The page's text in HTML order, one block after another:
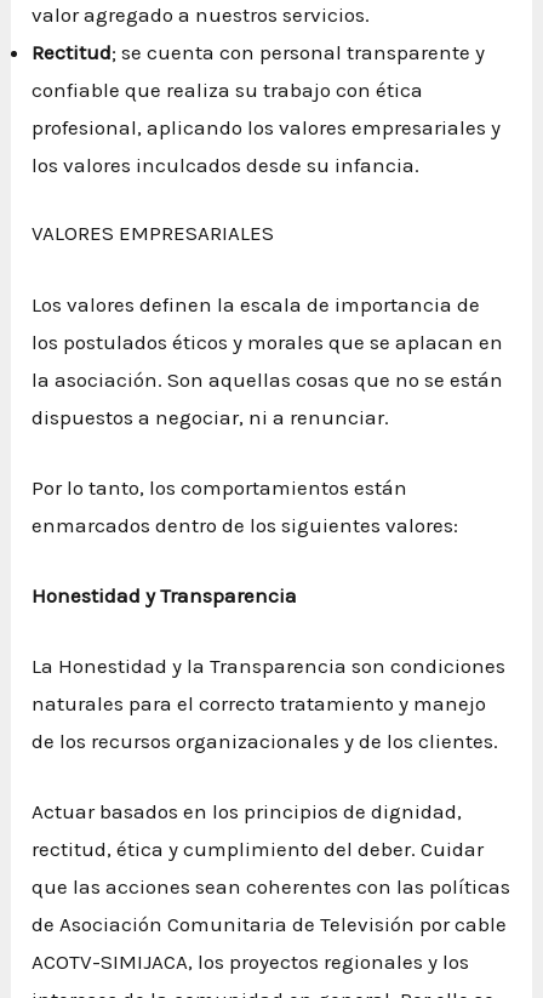
valor agregado a nuestros servicios.
Rectitud; se cuenta con personal transparente y
confiable que realiza su trabajo con ética
profesional, aplicando los valores empresariales y
los valores inculcados desde su infancia.
VALORES EMPRESARIALES
Los valores definen la escala de importancia de
los postulados éticos y morales que se aplacan en
la asociación. Son aquellas cosas que no se están
dispuestos a negociar, ni a renunciar.
Por lo tanto, los comportamientos están
enmarcados dentro de los siguientes valores:
Honestidad y Transparencia
La Honestidad y la Transparencia son condiciones
naturales para el correcto tratamiento y manejo
de los recursos organizacionales y de los clientes.
Actuar basados en los principios de dignidad,
rectitud, ética y cumplimiento del deber. Cuidar
que las acciones sean coherentes con las políticas
de Asociación Comunitaria de Televisión por cable
ACOTV-SIMIJACA, los proyectos regionales y los